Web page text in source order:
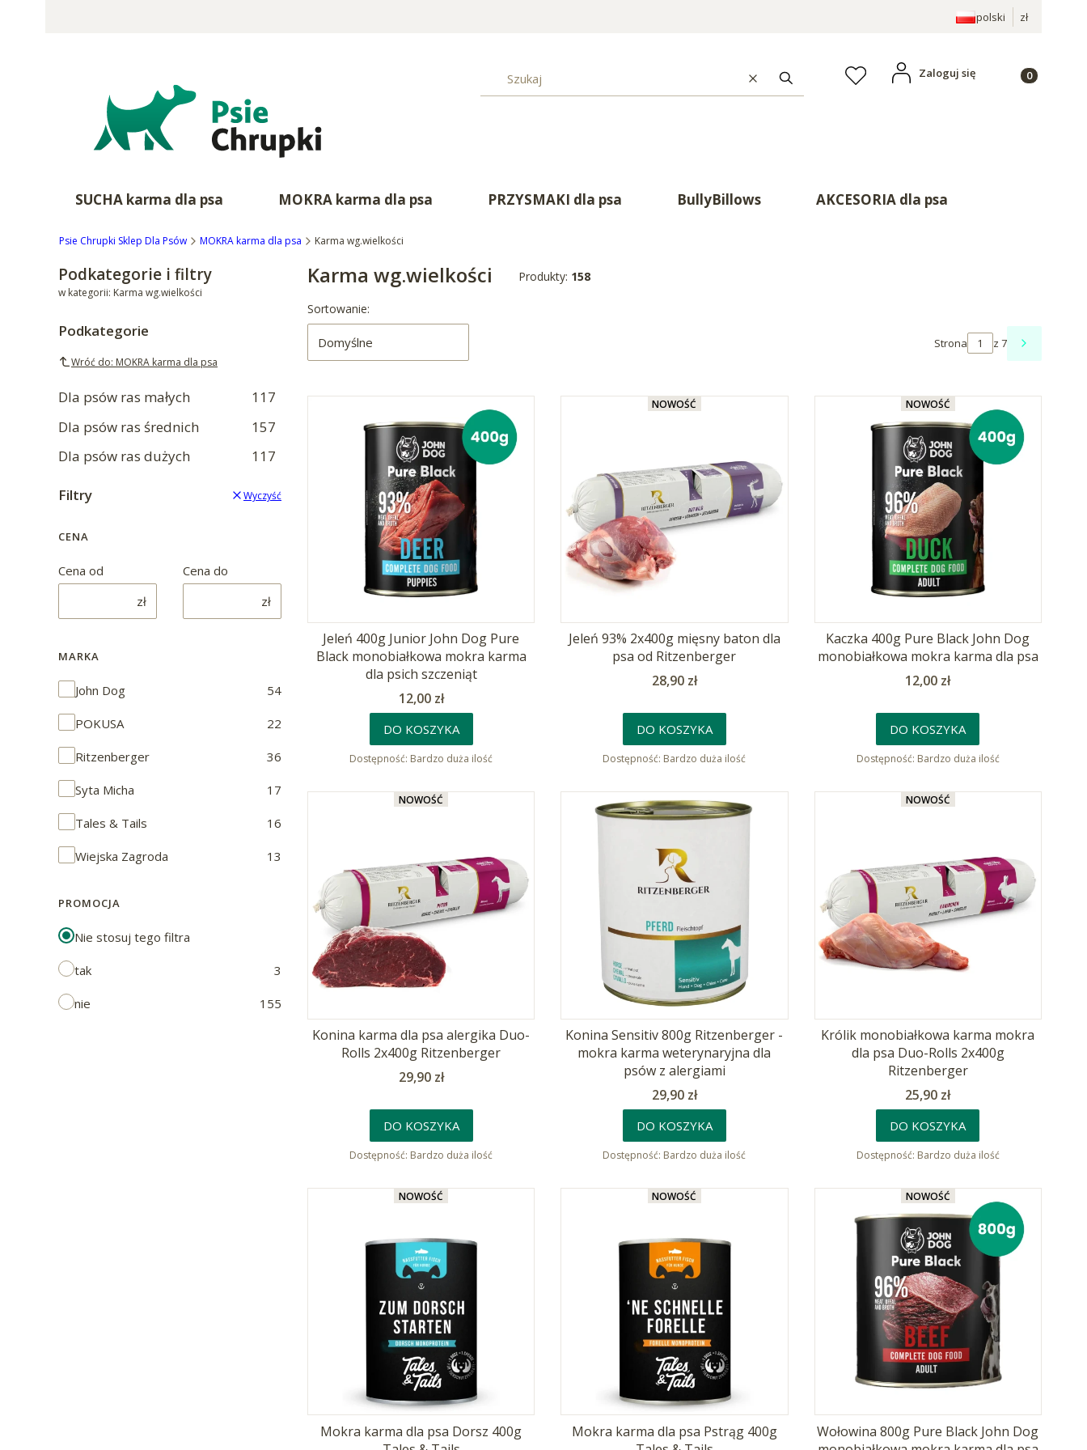
polski zł
WyczyśćSzukaj Ulubione
Zaloguj się Produkty w
SUCHA karma dla psa MOKRA karma dla psa PRZYSMAKI dla psa BullyBillows AKCESORIA dla psa
Psie Chrupki Sklep Dla Psów MOKRA karma dla psa Karma wg.wielkości
Podkategorie i filtry
w kategorii: Karma wg.wielkości
Podkategorie
Wróć do: MOKRA karma dla psa
Dla psów ras małych
117
Dla psów ras średnich
157
Dla psów ras dużych
117
Filtry Wyczyść
CENA
Cena od
zł
Cena do
zł
MARKA
Marka
John Dog 54
POKUSA 22
Ritzenberger 36
Syta Micha 17
Tales & Tails 16
Wiejska Zagroda 13
PROMOCJA
Nie stosuj tego filtra
tak 3
nie 155
Karma wg.wielkości Produkty: 158
Lista produktów
Sortowanie:
Domyślne Strona z 7
Jeleń 400g Junior John Dog Pure
Black monobiałkowa mokra karma
dla psich szczeniąt
Cena
12,00 zł
DO KOSZYKA
Dostępność: Bardzo duża ilość
NOWOŚĆ
Jeleń 93% 2x400g mięsny baton dla
psa od Ritzenberger
Cena
28,90 zł
DO KOSZYKA
Dostępność: Bardzo duża ilość
NOWOŚĆ
Kaczka 400g Pure Black John Dog
monobiałkowa mokra karma dla psa
Cena
12,00 zł
DO KOSZYKA
Dostępność: Bardzo duża ilość
NOWOŚĆ
Konina karma dla psa alergika Duo-
Rolls 2x400g Ritzenberger
Cena
29,90 zł
DO KOSZYKA
Dostępność: Bardzo duża ilość
Konina Sensitiv 800g Ritzenberger -
mokra karma weterynaryjna dla
psów z alergiami
Cena
29,90 zł
DO KOSZYKA
Dostępność: Bardzo duża ilość
NOWOŚĆ
Królik monobiałkowa karma mokra
dla psa Duo-Rolls 2x400g
Ritzenberger
Cena
25,90 zł
DO KOSZYKA
Dostępność: Bardzo duża ilość
NOWOŚĆ
Mokra karma dla psa Dorsz 400g
NOWOŚĆ
Mokra karma dla psa Pstrąg 400g
NOWOŚĆ
Wołowina 800g Pure Black John Dog